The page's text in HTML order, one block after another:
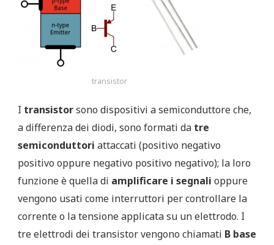
transistor
I transistorsono dispositivi a semiconduttore che,
a differenza dei diodi, sono formati da tre
semiconduttori attaccati (positivo negativo
positivo oppure negativo positivo negativo); la loro
funzione è quella di amplificare i segnali oppure
vengono usati come interruttori per controllare la
corrente o la tensione applicata su un elettrodo. I
tre elettrodi dei transistor vengono chiamati B base